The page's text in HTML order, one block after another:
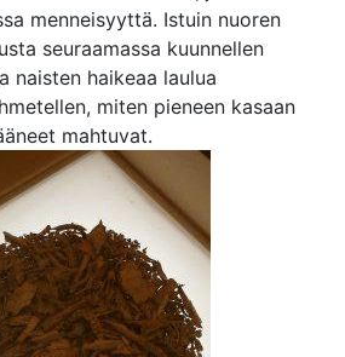
menneisyyttä. Istuin nuoren
seuraamassa kuunnellen
naisten haikeaa laulua
miten pieneen kasaan
mahtuvat.